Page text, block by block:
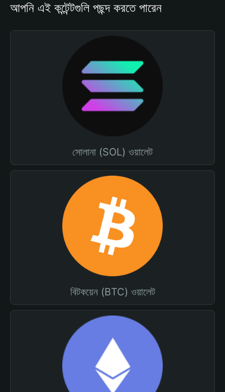
আপনি এই কন্টেন্টগুলি পছন্দ করতে পারেন
সোলানা (SOL) ওয়ালেট
বিটকয়েন (BTC) ওয়ালেট